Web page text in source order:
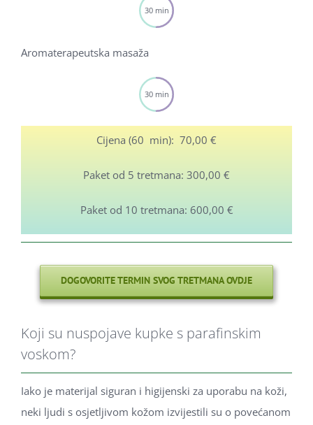
30 min
Aromaterapeutska masaža
30 min
Cijena (60 min): 70,00 €
Paket od 5 tretmana: 300,00 €
Paket od 10 tretmana: 600,00 €
DOGOVORITE TERMIN SVOG TRETMANA OVDJE
Koji su nuspojave kupke s parafinskim
voskom?
Iako je materijal siguran i higijenski za uporabu na koži,
neki ljudi s osjetljivom kožom izvijestili su o povećanom